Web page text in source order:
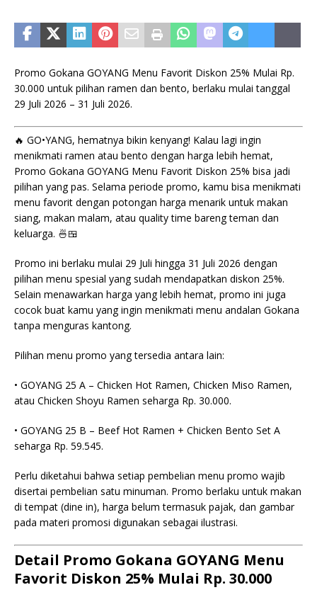
Promo Gokana GOYANG Menu Favorit Diskon 25% Mulai Rp.
30.000 untuk pilihan ramen dan bento, berlaku mulai tanggal
29 Juli 2026 – 31 Juli 2026.
🔥 GO•YANG, hematnya bikin kenyang! Kalau lagi ingin
menikmati ramen atau bento dengan harga lebih hemat,
Promo Gokana GOYANG Menu Favorit Diskon 25% bisa jadi
pilihan yang pas. Selama periode promo, kamu bisa menikmati
menu favorit dengan potongan harga menarik untuk makan
siang, makan malam, atau quality time bareng teman dan
keluarga. 🍜🍱
Promo ini berlaku mulai 29 Juli hingga 31 Juli 2026 dengan
pilihan menu spesial yang sudah mendapatkan diskon 25%.
Selain menawarkan harga yang lebih hemat, promo ini juga
cocok buat kamu yang ingin menikmati menu andalan Gokana
tanpa menguras kantong.
Pilihan menu promo yang tersedia antara lain:
• GOYANG 25 A – Chicken Hot Ramen, Chicken Miso Ramen,
atau Chicken Shoyu Ramen seharga Rp. 30.000.
• GOYANG 25 B – Beef Hot Ramen + Chicken Bento Set A
seharga Rp. 59.545.
Perlu diketahui bahwa setiap pembelian menu promo wajib
disertai pembelian satu minuman. Promo berlaku untuk makan
di tempat (dine in), harga belum termasuk pajak, dan gambar
pada materi promosi digunakan sebagai ilustrasi.
Detail Promo Gokana GOYANG Menu
Favorit Diskon 25% Mulai Rp. 30.000